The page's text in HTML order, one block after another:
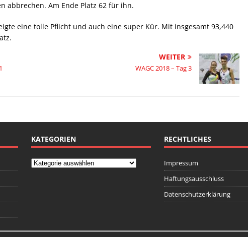
abbrechen. Am Ende Platz 62 für ihn.
eine tolle Pflicht und auch eine super Kür. Mit insgesamt 93,440
WEITER
WAGC 2018 – Tag 3
KATEGORIEN RECHTLICHES
Impressum
Haftungsausschluss
Datenschutzerklärung